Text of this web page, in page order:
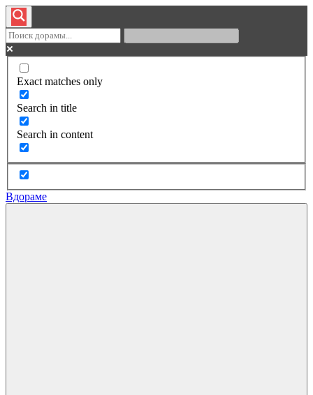
Exact matches only
Search in title
Search in content
Вдораме